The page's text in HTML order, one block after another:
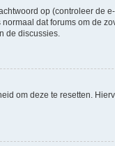
op (controleer de
dat forums om de
de discussies.
om deze te resetten.